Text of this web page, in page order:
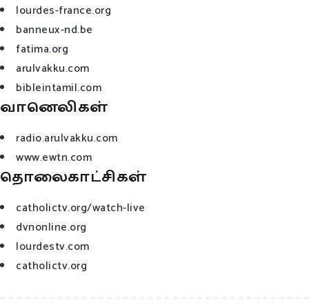
lourdes-france.org
banneux-nd.be
fatima.org
arulvakku.com
bibleintamil.com
வானெலிகள்
radio.arulvakku.com
www.ewtn.com
தொலைகாட்சிகள்
catholictv.org/watch-live
dvnonline.org
lourdestv.com
catholictv.org